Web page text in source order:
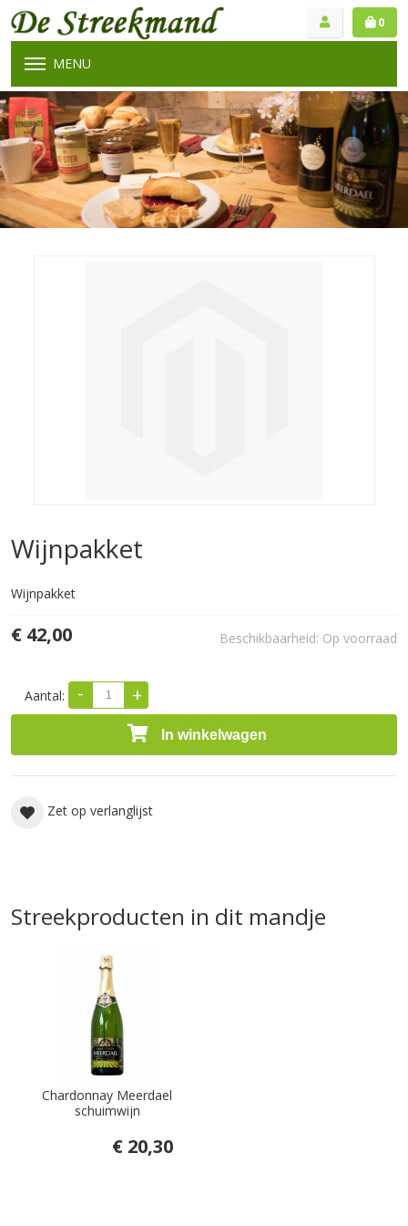
0
MENU
Wijnpakket
Wijnpakket
Beschikbaarheid: Op voorraad
€ 42,00
Aantal: - +
In winkelwagen
Zet op verlanglijst
Streekproducten in dit mandje
Chardonnay Meerdael
schuimwijn
€ 20,30